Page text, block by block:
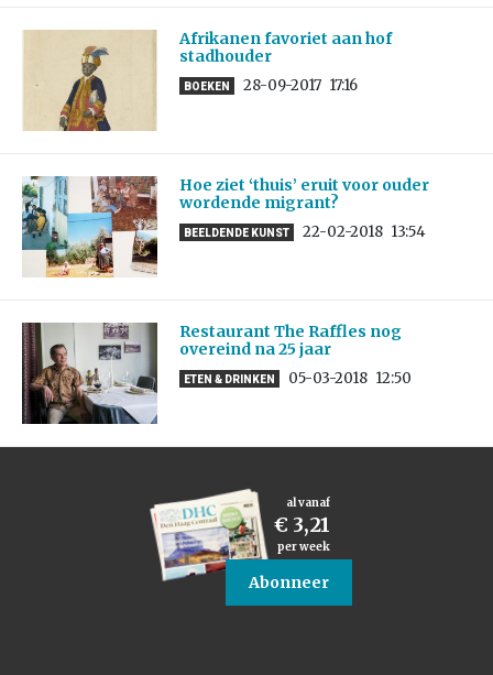
Afrikanen favoriet aan hof
stadhouder
BOEKEN 28-09-2017 17:16
Hoe ziet ‘thuis’ eruit voor ouder
wordende migrant?
BEELDENDE KUNST 22-02-2018 13:54
Restaurant The Raffles nog
overeind na 25 jaar
ETEN & DRINKEN 05-03-2018 12:50
al vanaf
€ 3,21
per week
Abonneer